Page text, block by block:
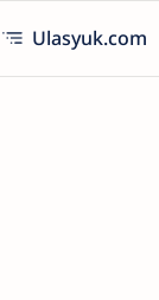
Ulasyuk.com